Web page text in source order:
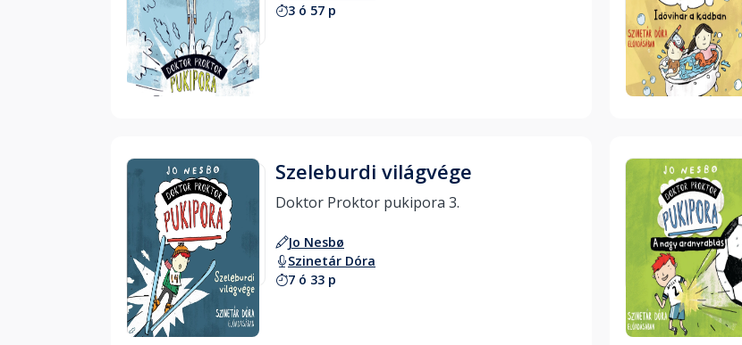
Hallgass bele
3 ó 57 p
Hallgass bele
Hallgass bele
Szeleburdi világvége
Jo Nesbø
Szinetár Dóra
7 ó 33 p
Hallgass bele